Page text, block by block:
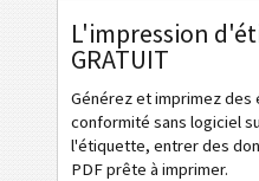
L'impression
GRATUIT
Générez et imprimez
conformité sans logiciel
l'étiquette, entrer des
PDF prête à imprimer.